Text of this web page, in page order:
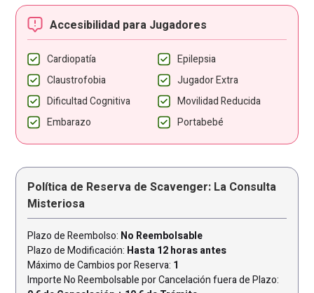
Accesibilidad para Jugadores
Cardiopatía
Epilepsia
Claustrofobia
Jugador Extra
Dificultad Cognitiva
Movilidad Reducida
Embarazo
Portabebé
Política de Reserva de Scavenger: La Consulta
Misteriosa
Plazo de Reembolso: No Reembolsable
Plazo de Modificación: Hasta 12 horas antes
Máximo de Cambios por Reserva: 1
Importe No Reembolsable por Cancelación fuera de Plazo: